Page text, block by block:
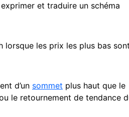
et traduire un schéma
lorsque les prix les plus bas
d’un sommet plus haut que le
le retournement de tendance